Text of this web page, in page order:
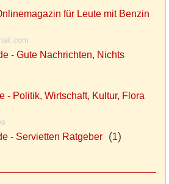
für Leute mit Benzin
- Gute Nachrichten, Nichts
- Politik, Wirtschaft, Kultur, Flora
- Servietten Ratgeber (1)